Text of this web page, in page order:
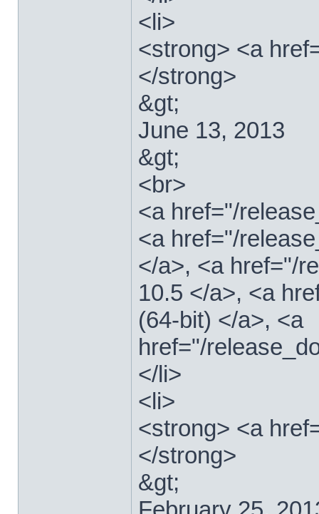
<li>
<strong> <a
</strong>
&gt;
June 13, 2013
&gt;
<br>
<a href="/
<a href="/
</a>, <a href="/
10.5 </a>, <a
(64-bit) </a>, <a
href="/
</li>
<li>
<strong> <a
</strong>
&gt;